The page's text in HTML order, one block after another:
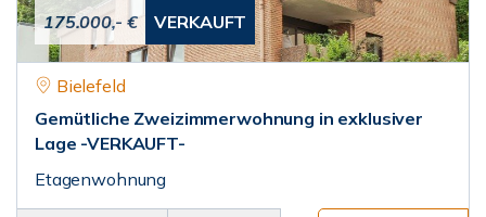
175.000,- € VERKAUFT
Bielefeld
Gemütliche Zweizimmerwohnung in exklusiver
Lage -VERKAUFT-
Etagenwohnung